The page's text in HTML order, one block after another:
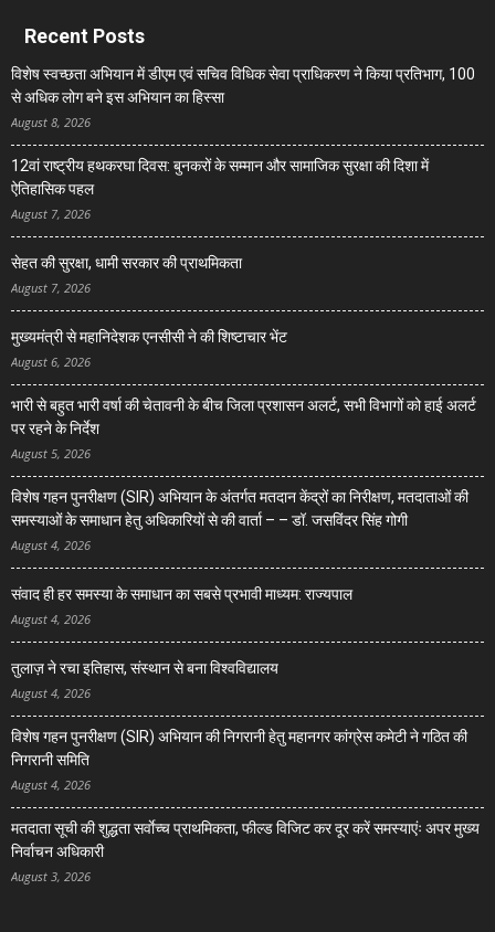
Recent Posts
विशेष स्वच्छता अभियान में डीएम एवं सचिव विधिक सेवा प्राधिकरण ने किया प्रतिभाग, 100
से अधिक लोग बने इस अभियान का हिस्सा
August 8, 2026
12वां राष्ट्रीय हथकरघा दिवस: बुनकरों के सम्मान और सामाजिक सुरक्षा की दिशा में
ऐतिहासिक पहल
August 7, 2026
सेहत की सुरक्षा, धामी सरकार की प्राथमिकता
August 7, 2026
मुख्यमंत्री से महानिदेशक एनसीसी ने की शिष्टाचार भेंट
August 6, 2026
भारी से बहुत भारी वर्षा की चेतावनी के बीच जिला प्रशासन अलर्ट, सभी विभागों को हाई अलर्ट
पर रहने के निर्देश
August 5, 2026
विशेष गहन पुनरीक्षण (SIR) अभियान के अंतर्गत मतदान केंद्रों का निरीक्षण, मतदाताओं की
समस्याओं के समाधान हेतु अधिकारियों से की वार्ता – – डॉ. जसविंदर सिंह गोगी
August 4, 2026
संवाद ही हर समस्या के समाधान का सबसे प्रभावी माध्यम: राज्यपाल
August 4, 2026
तुलाज़ ने रचा इतिहास, संस्थान से बना विश्वविद्यालय
August 4, 2026
विशेष गहन पुनरीक्षण (SIR) अभियान की निगरानी हेतु महानगर कांग्रेस कमेटी ने गठित की
निगरानी समिति
August 4, 2026
मतदाता सूची की शुद्धता सर्वाेच्च प्राथमिकता, फील्ड विजिट कर दूर करें समस्याएंः अपर मुख्य
निर्वाचन अधिकारी
August 3, 2026